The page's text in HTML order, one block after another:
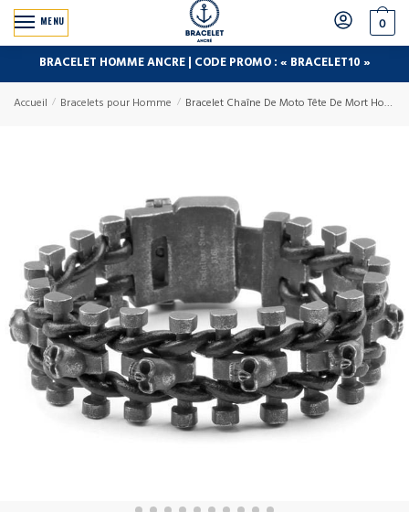
MENU 0
BRACELET HOMME ANCRE | CODE PROMO : « BRACELET10 »
Accueil / Bracelets pour Homme / Bracelet Chaîne De Moto Tête De Mort Homme en Acier